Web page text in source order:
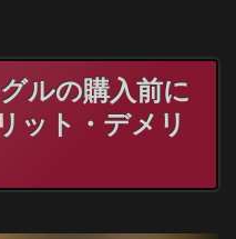
ルの購入前に
ット・デメリ